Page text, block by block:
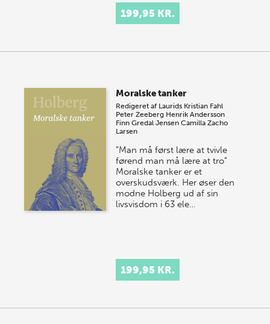
199,95 KR.
Moralske tanker
Redigeret af Laurids Kristian Fahl
Peter Zeeberg Henrik Andersson
Finn Gredal Jensen Camilla Zacho
Larsen
”Man må først lære at tvivle
førend man må lære at tro”
Moralske tanker er et
overskudsværk. Her øser den
modne Holberg ud af sin
livsvisdom i 63 ele…
199,95 KR.